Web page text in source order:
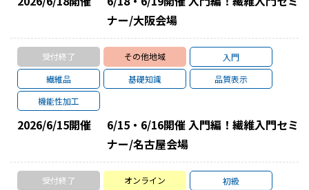
ナー/大阪会場
受付終了 その他地域
入門
繊維品
基礎知識
品質表示
機能性加工
2026/6/15開催
6/15・6/16開催 入門編！繊維入門セミ
ナー/名古屋会場
受付終了 オンライン
初級